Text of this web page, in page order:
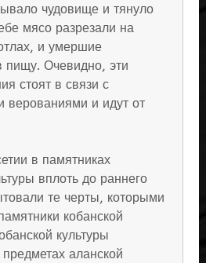
чудовище и тянуло
мясо разрезали на
и умершие
пищу. Очевидно, эти
стоят в связи с
верованиями и идут от
в памятниках
вплоть до раннего
те черты, которыми
кобанской
культуры
аланской